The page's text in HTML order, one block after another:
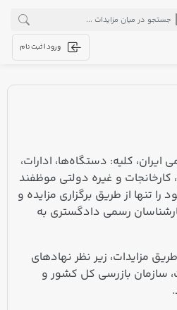
ورود | ثبت نام
کلیه: دستگاه‌ها، ادارات،
کارخانجات و غیره دولتی موظفند
تنها از طریق برگزاری مزایده و
رسمی دادگستری به
مزایدات، زیر نظر نهادهای
سازمان بازرسی کل کشور و